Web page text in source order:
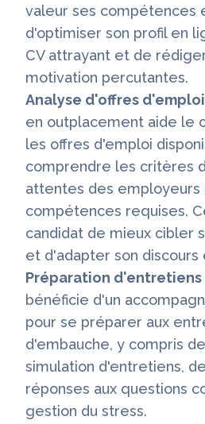
valeur ses compétences
d'optimiser son profil en
CV attrayant et de
motivation percutantes.
Analyse d'offres
en outplacement aide le
les offres d'emploi
comprendre les critères
attentes des employeurs
compétences requises.
candidat de mieux cibler
et d'adapter son discours
Préparation d'entretiens
bénéficie d'un
pour se préparer aux
d'embauche, y compris
simulation d'entretiens,
réponses aux questions
gestion du stress.